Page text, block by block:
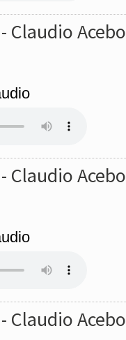
Claudio Acebo
Claudio Acebo
Claudio Acebo